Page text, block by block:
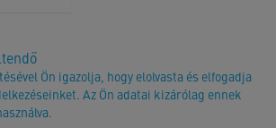
Ön igazolja, hogy elolvasta és elfogadja
Az Ön adatai kizárólag ennek